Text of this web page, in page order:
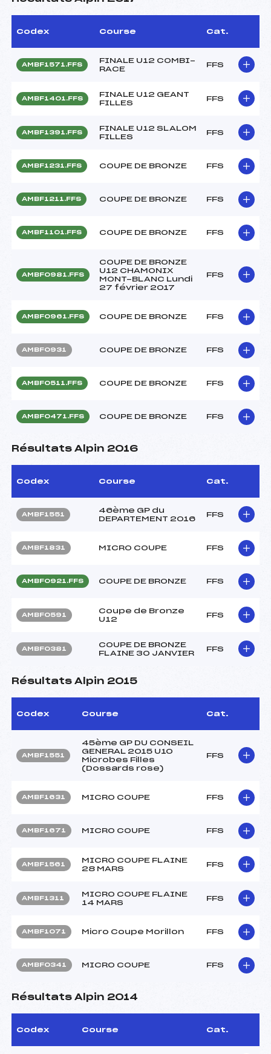
Codex Course Cat.
AMBF1571.FFS
FINALE U12 COMBI-
RACE
FFS
AMBF1401.FFS
FINALE U12 GEANT
FILLES
FFS
AMBF1391.FFS
FINALE U12 SLALOM
FILLES
FFS
AMBF1231.FFS COUPE DE BRONZE FFS
AMBF1211.FFS COUPE DE BRONZE FFS
AMBF1101.FFS COUPE DE BRONZE FFS
AMBF0981.FFS
COUPE DE BRONZE
U12 CHAMONIX
MONT-BLANC Lundi
27 février 2017
FFS
AMBF0961.FFS COUPE DE BRONZE FFS
AMBF0931 COUPE DE BRONZE FFS
AMBF0511.FFS COUPE DE BRONZE FFS
AMBF0471.FFS COUPE DE BRONZE FFS
Résultats Alpin 2016
Codex Course Cat.
AMBF1551
46ème GP du
DEPARTEMENT 2016
FFS
AMBF1831 MICRO COUPE FFS
AMBF0921.FFS COUPE DE BRONZE FFS
AMBF0591
Coupe de Bronze
U12
FFS
AMBF0381
COUPE DE BRONZE
FLAINE 30 JANVIER
FFS
Résultats Alpin 2015
Codex Course Cat.
AMBF1551
45ème GP DU CONSEIL
GENERAL 2015 U10
Microbes Filles
(Dossards rose)
FFS
AMBF1631 MICRO COUPE FFS
AMBF1671 MICRO COUPE FFS
AMBF1561
MICRO COUPE FLAINE
28 MARS
FFS
AMBF1311
MICRO COUPE FLAINE
14 MARS
FFS
AMBF1071 Micro Coupe Morillon FFS
AMBF0341 MICRO COUPE FFS
Résultats Alpin 2014
Codex Course Cat.